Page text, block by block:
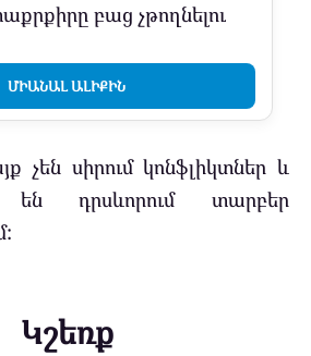
բաց չթողնելու
ՄԻԱՆԱԼ ԱԼԻՔԻՆ
չեն սիրում կոնֆլիկտներ և
դրսևորում տարբեր
Կշեռք